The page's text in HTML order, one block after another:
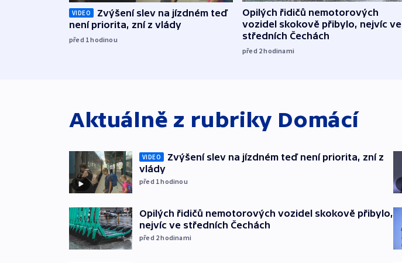
VIDEO
Zvýšení slev na jízdném teď
není priorita, zní z vlády
před 1hodinou
Opilých řidičů nemotorových
vozidel skokově přibylo, nejvíc ve
středních Čechách
před 2hodinami
Aktuálně z rubriky Domácí
VIDEO
Zvýšení slev na jízdném teď není priorita, zní z
vlády
před 1hodinou
Opilých řidičů nemotorových vozidel skokově přibylo,
nejvíc ve středních Čechách
před 2hodinami